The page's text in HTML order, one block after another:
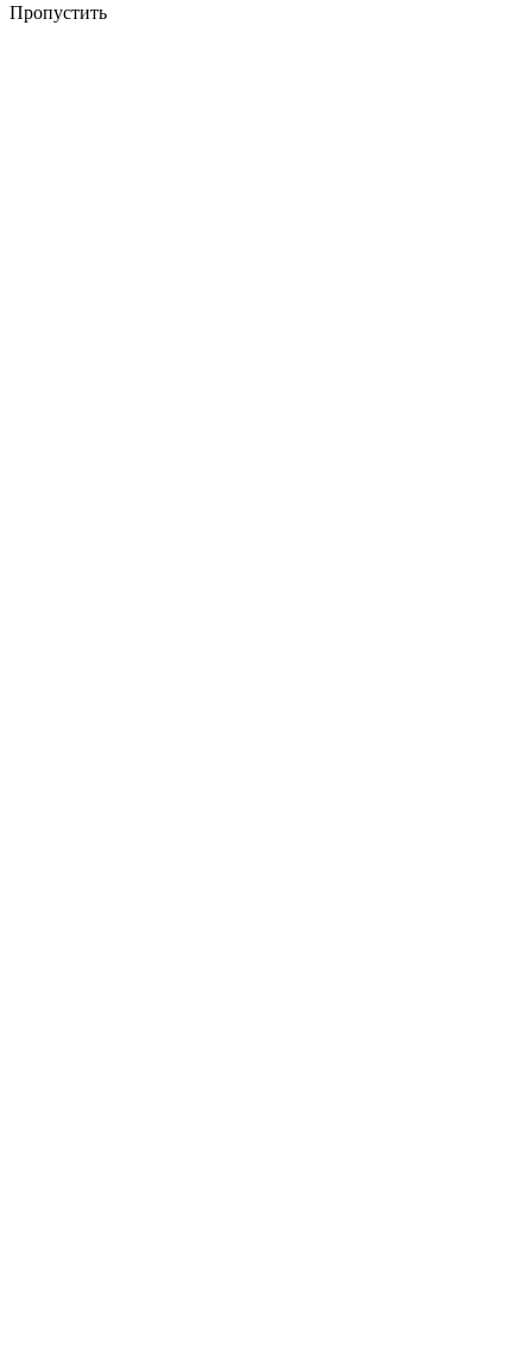
Пропустить